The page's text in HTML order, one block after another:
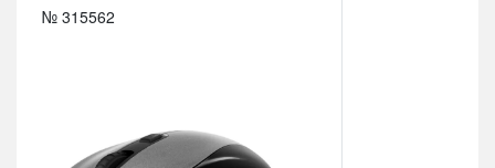
№ 315562